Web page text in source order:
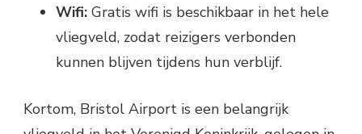
Wifi: Gratis wifi is beschikbaar in het hele
vliegveld, zodat reizigers verbonden
kunnen blijven tijdens hun verblijf.
Kortom, Bristol Airport is een belangrijk